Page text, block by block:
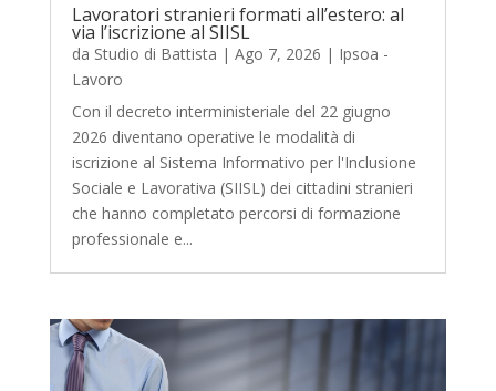
Lavoratori stranieri formati all’estero: al
via l’iscrizione al SIISL
da Studio di Battista | Ago 7, 2026 | Ipsoa -
Lavoro
Con il decreto interministeriale del 22 giugno
2026 diventano operative le modalità di
iscrizione al Sistema Informativo per l'Inclusione
Sociale e Lavorativa (SIISL) dei cittadini stranieri
che hanno completato percorsi di formazione
professionale e...